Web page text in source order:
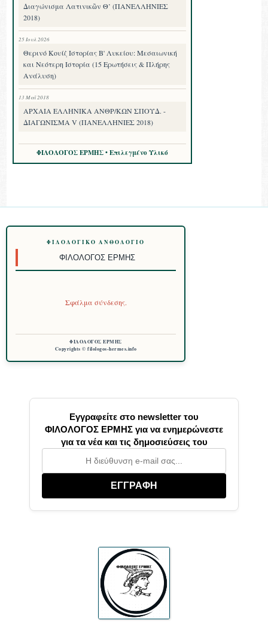
Διαγώνισμα Λατινικῶν Θ’ (ΠΑΝΕΛΛΗΝΙΕΣ
2018)
25 Ιουλ 2026
Θερινό Κουίζ Ιστορίας Β' Λυκείου: Μεσαιωνική
και Νεότερη Ιστορία (15 Ερωτήσεις & Πλήρης
Ανάλυση)
13 Μαΐ 2018
ΑΡΧΑΙΑ ΕΛΛΗΝΙΚΑ ΑΝΘΡ/ΚΩΝ ΣΠΟΥΔ. -
ΔΙΑΓΩΝΙΣΜΑ V (ΠΑΝΕΛΛΗΝΙΕΣ 2018)
ΦΙΛΟΛΟΓΟΣ ΕΡΜΗΣ • Επιλεγμένο Υλικό
ΦΙΛΟΛΟΓΙΚΌ ΑΝΘΟΛΌΓΙΟ
ΦΙΛΌΛΟΓΟΣ ΕΡΜΉΣ
Σφάλμα σύνδεσης.
ΦΙΛΟΛΟΓΟΣ ΕΡΜΗΣ
Copyrights © filologos-hermes.info
Εγγραφείτε στο newsletter του
ΦΙΛΟΛΟΓΟΣ ΕΡΜΗΣ για να ενημερώνεστε
για τα νέα και τις δημοσιεύσεις του
ΕΓΓΡΑΦΗ